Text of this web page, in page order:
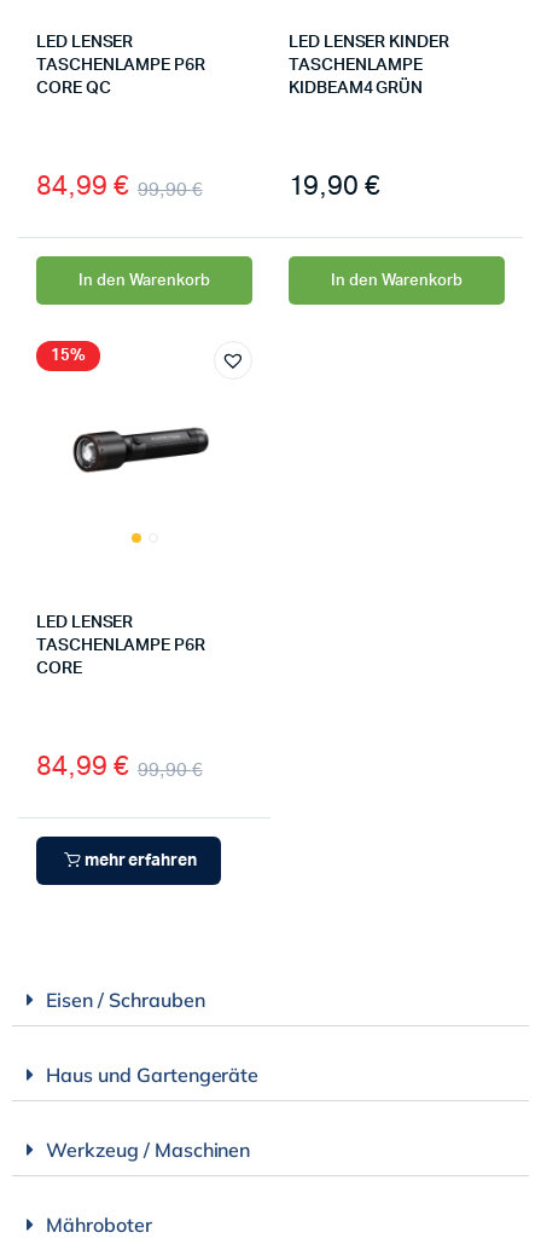
LED LENSER
TASCHENLAMPE P6R
CORE QC
99,90€
84,99 €
In den Warenkorb
LED LENSER KINDER
TASCHENLAMPE
KIDBEAM4 GRÜN
19,90 €
In den Warenkorb
15%
LED LENSER
TASCHENLAMPE P6R
CORE
99,90€
84,99 €
mehr erfahren
Eisen / Schrauben
Haus und Gartengeräte
Werkzeug / Maschinen
Mähroboter